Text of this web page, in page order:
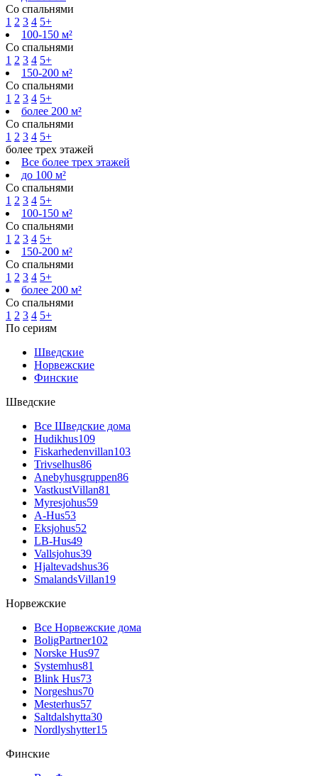
Со спальнями
1 2 3 4 5+
100-150 м²
Со спальнями
1 2 3 4 5+
150-200 м²
Со спальнями
1 2 3 4 5+
более 200 м²
Со спальнями
1 2 3 4 5+
более трех этажей
Все более трех этажей
до 100 м²
Со спальнями
1 2 3 4 5+
100-150 м²
Со спальнями
1 2 3 4 5+
150-200 м²
Со спальнями
1 2 3 4 5+
более 200 м²
Со спальнями
1 2 3 4 5+
По сериям
Шведские
Норвежские
Финские
Шведские
Все Шведские дома
Hudikhus109
Fiskarhedenvillan103
Trivselhus86
Anebyhusgruppen86
VastkustVillan81
Myresjohus59
A-Hus53
Eksjohus52
LB-Hus49
Vallsjohus39
Hjaltevadshus36
SmalandsVillan19
Норвежские
Все Норвежские дома
BoligPartner102
Norske Hus97
Systemhus81
Blink Hus73
Norgeshus70
Mesterhus57
Saltdalshytta30
Nordlyshytter15
Финские